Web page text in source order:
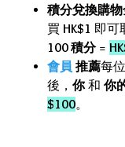
積分兌換購
買 HK$1 即可
100 積分=
會員 推薦每
後， 你和 你
$100。